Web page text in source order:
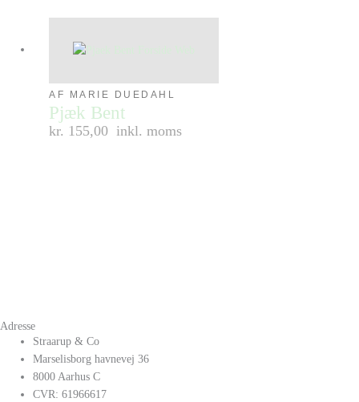
AF MARIE DUEDAHL
Pjæk Bent
kr. 155,00 inkl. moms
Adresse
Straarup & Co
Marselisborg havnevej 36
8000 Aarhus C
CVR: 61966617